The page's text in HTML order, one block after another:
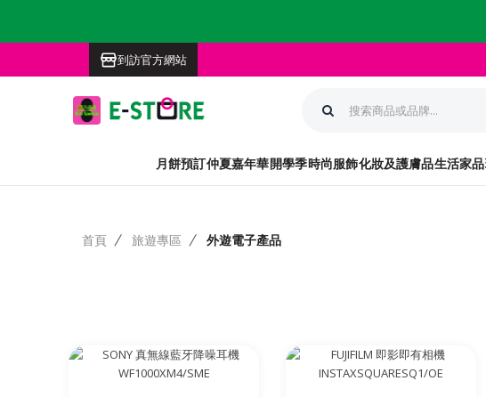
到訪官方網站
月餅預訂仲夏嘉年華開學季時尚服飾化妝及護膚品生活家品
首頁 旅遊專區 外遊電子產品